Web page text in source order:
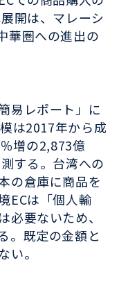
開は、マレーシ
華圏への進出の
易レポート」に
は2017年から成
増の2,873億
する。台湾への
の倉庫に商品を
ECは「個人輸
必要ないため、
。既定の金額と
い。